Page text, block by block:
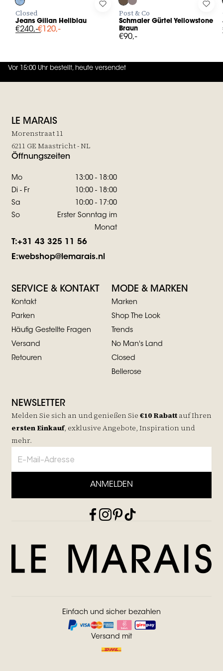
in to add Jeans Gillan Hellblau to your wishlist
Closed
Jeans Gillan Hellblau
€240,-€120,-
Log in to add Schmaler Gürtel
Post & Co
Schmaler Gürtel Yellowstone
Braun
€90,-
Log
Vor 15:00 Uhr bestellt, heute versendet
4.7 von5 (130 Bewertungen
LE MARAIS
Morenstraat 11
6211 GE Maastricht - NL
Öffnungszeiten
Mo
13:00 - 18:00
Di - Fr
10:00 - 18:00
Sa
10:00 - 17:00
So
Erster Sonntag im
Monat
T:+31 43 325 11 56
E:webshop@lemarais.nl
SERVICE & KONTAKT
Kontakt
Parken
Häufig Gestellte Fragen
Versand
Retouren
MODE & MARKEN
Marken
Shop The Look
Trends
No Man's Land
Closed
Bellerose
NEWSLETTER
Melden Sie sich an und genießen Sie €10 Rabatt aufIhren
ersten Einkauf, exklusive Angebote, Inspiration und
mehr.
ANMELDEN
Einfach und sicher bezahlen
Versand mit